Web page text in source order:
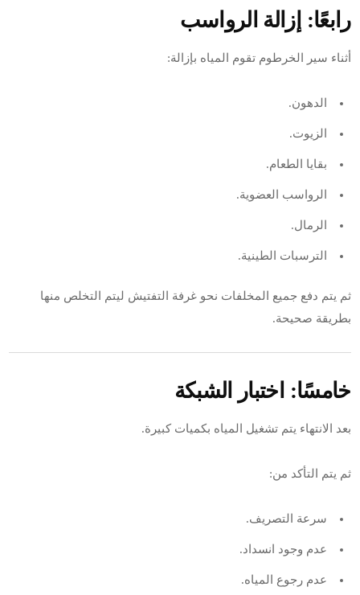
رابعًا: إزالة الرواسب
أثناء سير الخرطوم تقوم المياه بإزالة:
الدهون.
الزيوت.
بقايا الطعام.
الرواسب العضوية.
الرمال.
الترسبات الطينية.
ثم يتم دفع جميع المخلفات نحو غرفة التفتيش ليتم التخلص منها
بطريقة صحيحة.
خامسًا: اختبار الشبكة
بعد الانتهاء يتم تشغيل المياه بكميات كبيرة.
ثم يتم التأكد من:
سرعة التصريف.
عدم وجود انسداد.
عدم رجوع المياه.